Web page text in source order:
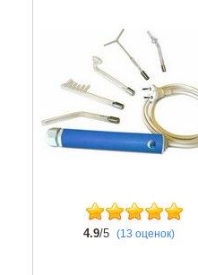
4.9/5 (13 оценок)